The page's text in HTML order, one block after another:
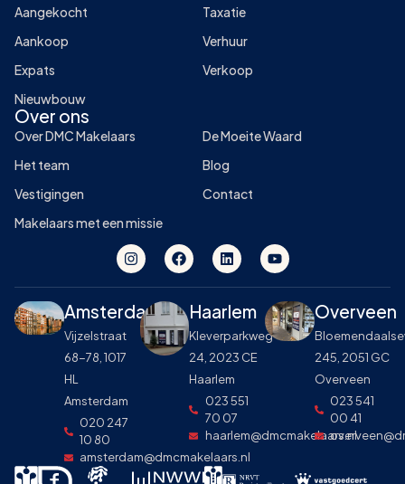
Aangekocht
Aankoop
Expats
Nieuwbouw
Taxatie
Verhuur
Verkoop
Over ons
Over DMC Makelaars
Het team
Vestigingen
Makelaars met een missie
De Moeite Waard
Blog
Contact
Amsterdam
Vijzelstraat
68-78, 1017
HL
Amsterdam
020 247
10 80
amsterdam@dmcmakelaars.nl
Haarlem
Kleverparkweg
24, 2023 CE
Haarlem
023 551
70 07
haarlem@dmcmakelaars.nl
Overveen
245, 2051 GC
Overveen
023 541
00 41
×
Hallo, hoe gaat het met je? Ik zie
dat dit je eerste keer is op onze
website. Ben je op zoek naar een